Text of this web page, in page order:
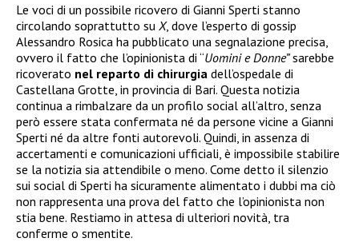
Le voci di un possibile ricovero di Gianni Sperti stanno
circolando soprattutto su X, dove l’esperto di gossip
Alessandro Rosica ha pubblicato una segnalazione precisa,
ovvero il fatto che l’opinionista di “Uomini e Donne”sarebbe
ricoverato nel reparto di chirurgia dell’ospedale di
Castellana Grotte, in provincia di Bari. Questa notizia
continua a rimbalzare da un profilo social all’altro, senza
però essere stata confermata né da persone vicine a Gianni
Sperti né da altre fonti autorevoli. Quindi, in assenza di
accertamenti e comunicazioni ufficiali, è impossibile stabilire
se la notizia sia attendibile o meno. Come detto il silenzio
sui social di Sperti ha sicuramente alimentato i dubbi ma ciò
non rappresenta una prova del fatto che l’opinionista non
stia bene. Restiamo in attesa di ulteriori novità, tra
conferme o smentite.